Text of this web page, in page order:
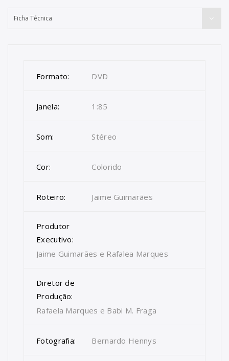
Formato: DVD
Janela: 1:85
Som: Stéreo
Cor: Colorido
Roteiro: Jaime Guimarães
Produtor
Executivo:
Jaime Guimarães e Rafalea Marques
Diretor de
Produção:
Rafaela Marques e Babi M. Fraga
Fotografia: Bernardo Hennys